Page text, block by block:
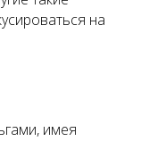
на
имея